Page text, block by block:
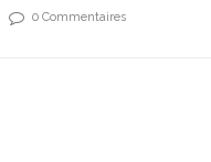
0 Commentaires